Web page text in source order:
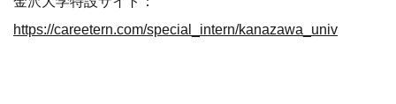
業務内容 ITソリューションの企画/開発/運用を手掛け
るベンチャー企業。2017年に石川県、2021年に富山県に